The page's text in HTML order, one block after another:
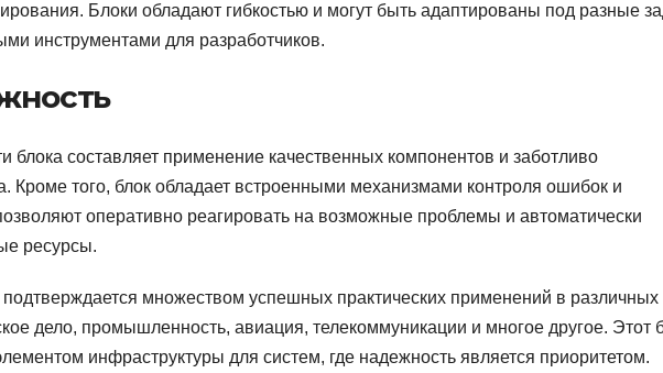
Блоки обладают гибкостью и могут быть адаптированы под разные
инструментами для разработчиков.
блока составляет применение качественных компонентов и заботливо
Кроме того, блок обладает встроенными механизмами контроля ошибок и
оперативно реагировать на возможные проблемы и автоматически
ресурсы.
множеством успешных практических применений в различных
дело, промышленность, авиация, телекоммуникации и многое другое. Этот
инфраструктуры для систем, где надежность является приоритетом.